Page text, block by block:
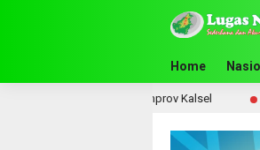
Home
15 jam lalu